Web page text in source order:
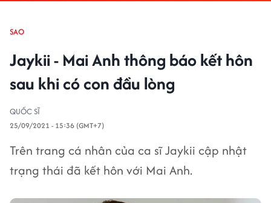
SAO
Jaykii - Mai Anh thông báo kết hôn
sau khi có con đầu lòng
QUỐC SĨ
25/09/2021 - 15:36 (GMT+7)
Trên trang cá nhân của ca sĩ Jaykii cập nhật
trạng thái đã kết hôn với Mai Anh.